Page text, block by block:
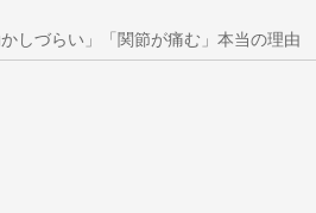
しづらい」「関節が痛む」本当の理由